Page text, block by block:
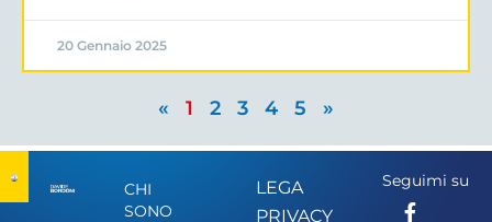
20 Gennaio 2025
« 1 2 3 4 5 »
CHI
SONO
LEGA
PRIVACY
Seguimi su